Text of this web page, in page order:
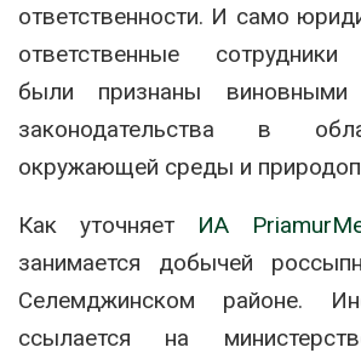
ответственности. И само
ответственные сотрудники
были признаны
законодательства в
окружающей среды и
Как уточняет ИА
занимается добычей
Селемджинском районе.
ссылается на